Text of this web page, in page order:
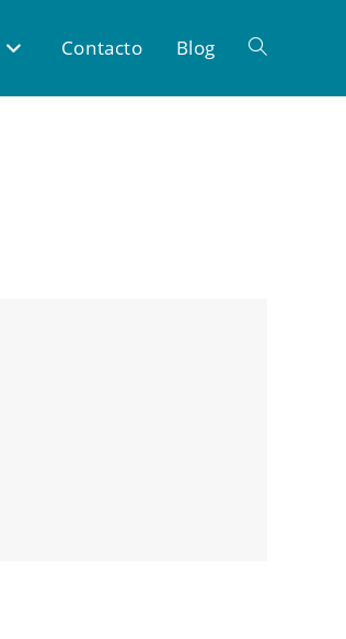
Contacto Blog